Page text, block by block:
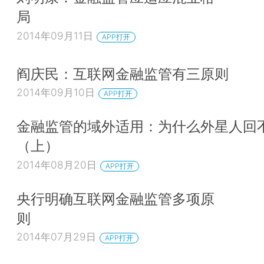
局
2014年09月11日 APP打开
阎庆民：互联网金融监管有三原则
2014年09月10日 APP打开
金融监管的域外适用：为什么外星人回
（上）
2014年08月20日 APP打开
央行明确互联网金融监管多项原
则
2014年07月29日 APP打开